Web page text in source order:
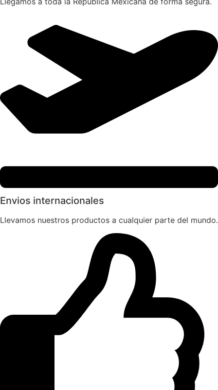
Envios internacionales
Llevamos nuestros productos a cualquier parte del mundo.